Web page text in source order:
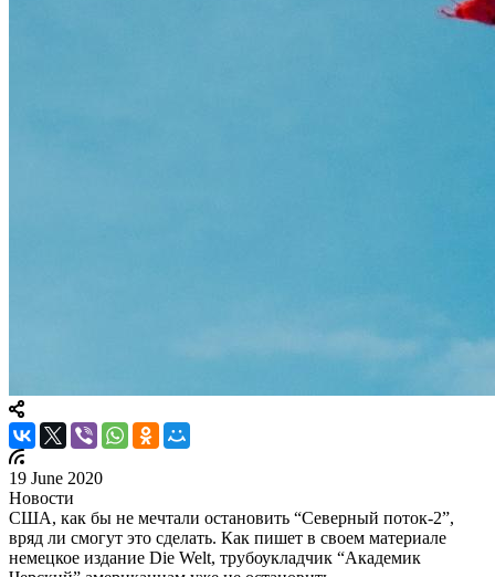
19 June 2020
Новости
США, как бы не мечтали остановить “Северный поток-2”,
вряд ли смогут это сделать. Как пишет в своем материале
немецкое издание Die Welt, трубоукладчик “Академик